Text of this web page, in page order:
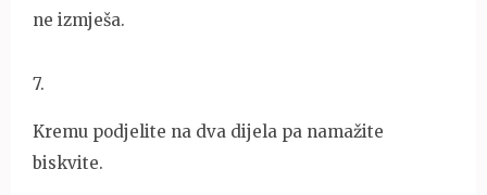
ne izmješa.
7.
Kremu podjelite na dva dijela pa namažite
biskvite.